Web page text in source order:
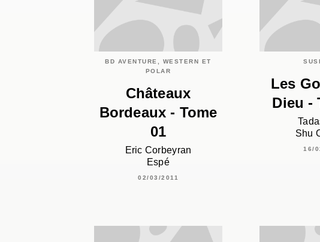
BD AVENTURE, WESTERN ET
POLAR
Châteaux
Bordeaux - Tome
01
Eric Corbeyran
Espé
02/03/2011
Les
Dieu -
Shu
16/